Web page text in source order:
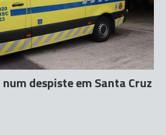
despiste em Santa Cruz